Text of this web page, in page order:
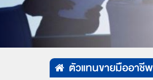
ตัวแทนขายมืออาชีพ